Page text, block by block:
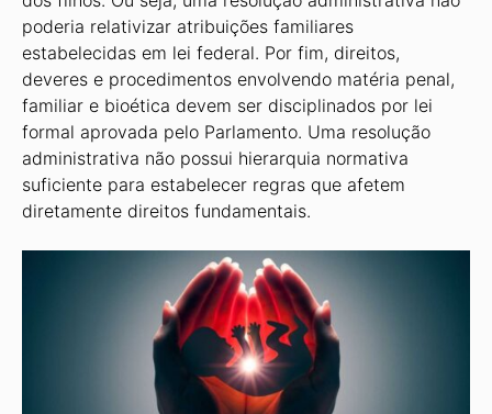
poderia relativizar atribuições familiares
estabelecidas em lei federal. Por fim, direitos,
deveres e procedimentos envolvendo matéria penal,
familiar e bioética devem ser disciplinados por lei
formal aprovada pelo Parlamento. Uma resolução
administrativa não possui hierarquia normativa
suficiente para estabelecer regras que afetem
diretamente direitos fundamentais.